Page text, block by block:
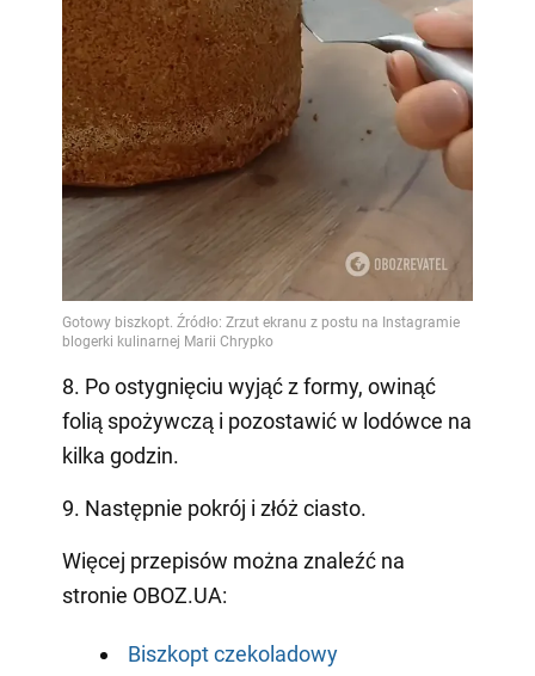
8. Po ostygnięciu wyjąć z formy, owinąć
folią spożywczą i pozostawić w lodówce na
kilka godzin.
9. Następnie pokrój i złóż ciasto.
Więcej przepisów można znaleźć na
stronie OBOZ.UA:
Biszkopt czekoladowy